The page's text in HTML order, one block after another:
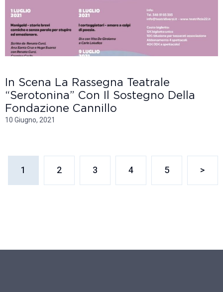
In Scena La Rassegna Teatrale
“Serotonina” Con Il Sostegno Della
Fondazione Cannillo
10 Giugno, 2021
1 2 3 4 5 >